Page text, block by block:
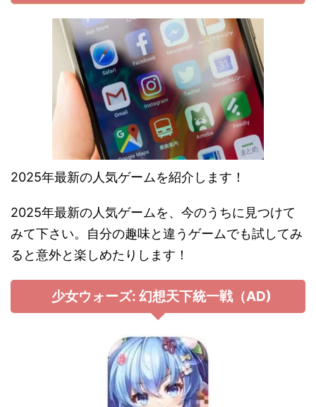
2025年最新の人気ゲームを紹介します！
2025年最新の人気ゲームを、今のうちに見つけて
みて下さい。自分の趣味と違うゲームでも試してみ
ると意外と楽しめたりします！
少女ウォーズ: 幻想天下統一戦（AD)